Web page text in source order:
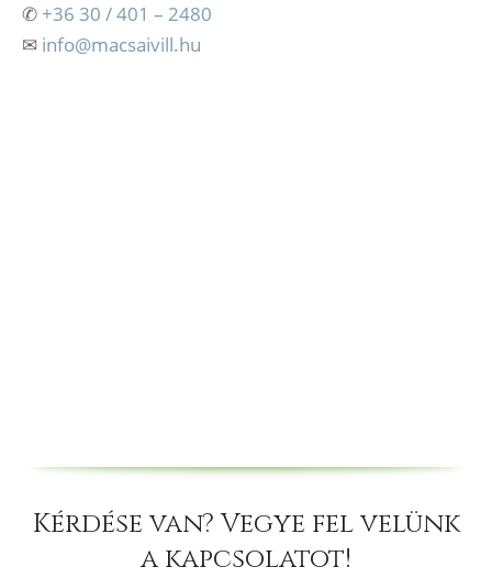
✆ +36 30 / 401 – 2480
✉ info@macsaivill.hu
Kérdése van? Vegye fel velünk
a kapcsolatot!